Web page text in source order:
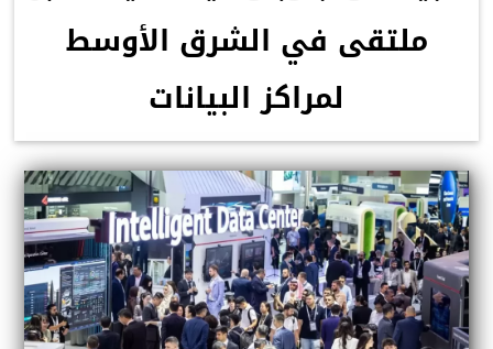
ملتقى في الشرق الأوسط
لمراكز البيانات